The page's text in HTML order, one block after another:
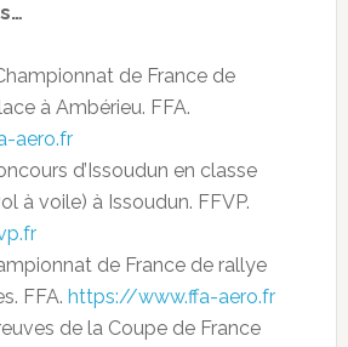
de France de
à Ambérieu. FFA.
aero.fr
d’Issoudun en classe
à voile) à Issoudun. FFVP.
de France de rallye
FFA. https://www.ffa-aero.fr
de la Coupe de France